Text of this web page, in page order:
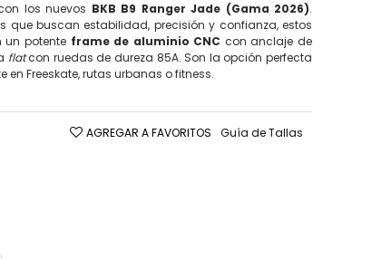
los nuevos BKB B9 Ranger Jade (Gama 2026).
que buscan estabilidad, precisión y confianza, estos
potente frame de aluminio CNC con anclaje de
flatcon ruedas de dureza 85A. Son la opción perfecta
Freeskate, rutas urbanas o fitness.
AGREGAR A FAVORITOS Guía de Tallas